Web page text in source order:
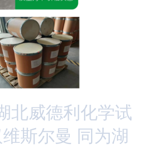
北威德利化学试
斯尔曼 同为湖